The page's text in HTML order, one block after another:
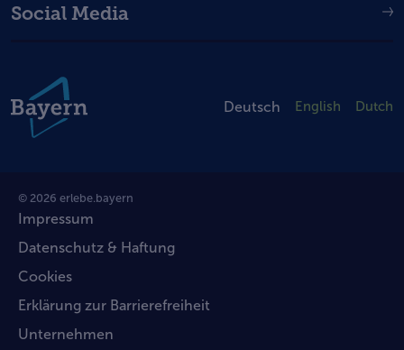
Social Media
Deutsch English Dutch
© 2026 erlebe.bayern
Impressum
Datenschutz & Haftung
Cookies
Erklärung zur Barrierefreiheit
Unternehmen